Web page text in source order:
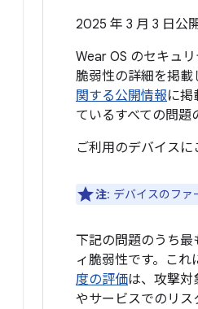
2025 年 3 月 3 日公
Wear OS のセキュ
脆弱性の詳細を掲載
関する公開情報に掲
ているすべての問題
ご利用のデバイスに
注: デバイスのファ
下記の問題のうち
ィ脆弱性です。これ
度の評価は、攻撃対
やサービスでのリス